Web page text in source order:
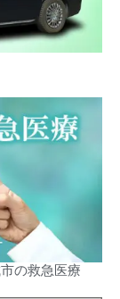
の救急医療